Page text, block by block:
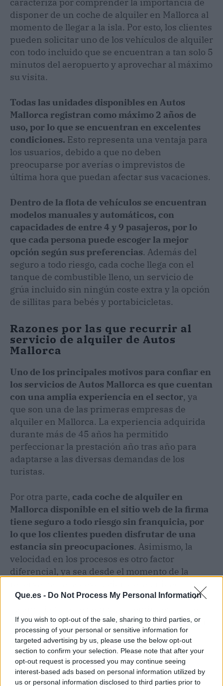
Que.es - Do Not Process My Personal Information
If you wish to opt-out of the sale, sharing to third parties, or
processing of your personal or sensitive information for
targeted advertising by us, please use the below opt-out
section to confirm your selection. Please note that after your
opt-out request is processed you may continue seeing
interest-based ads based on personal information utilized by
us or personal information disclosed to third parties prior to
disponer de un coche de alquiler en Mallorca al
momento de llegar a la isla. Por esto, los clientes
pueden solicitar uno de los vehículos de alquiler
con todo incluido que se encuentran a tan solo 5
minutos del aeropuerto y aprovechar al máximo
su visita.
Todas las unidades disponibles en Autos
Mallorca registran como máximo 2 años de
uso, por lo que se encuentran en excelentes
condiciones. Esto representa una ventaja para
los usuarios, debido a que no deben
preocuparse por averías o imprevistos de
última hora que puedan afectar sus vacaciones.
Dentro de la flota de vehículos se encuentran
modelos manuales y automáticos, con
capacidades de entre 4 y 9 pasajeros, por lo
que cada persona puede escoger la mejor
opción según sus preferencias. Además del
seguro a todo riesgo, cada coche llega con el
tanque de combustible lleno, un servicio de
grúa incluido sin ningún coste extra y la opción
de sillitas para bebés y portabicicletas.
Razones por las que recurrir al
servicio de alquiler de Autos
Mallorca
Uno de los principales motivos para confiar en
los servicios de Autos Mallorca es que cuentan
con una amplia experiencia en el sector, ya
que son una de las primeras empresas de
alquiler en Mallorca. La experiencia adquirida
durante más de 45 años ha permitido
perfeccionar la prestación año tras año para
adaptarse a las diversas demandas de los
turistas.
Por otra parte, cada coche de alquiler en
Mallorca disponible en el sitio web de la firma
tiene seguro a todo riesgo sin franquicia, por
lo que los clientes pueden disfrutar de una
estancia sin preocupaciones. Asimismo, la
velocidad en los procesos es otro factor
diferencial, ya sea desde el momento de la
posee Autos Mallorca facilita la búsqueda de un
vehículo de alquiler, especialmente para
quienes visitan la isla por primera vez. Por
último, cabe destacar que los clientes fieles
tienen la posibilidad de aprovechar atractivas
ofertas que abarcan kilómetros ilimitados o la